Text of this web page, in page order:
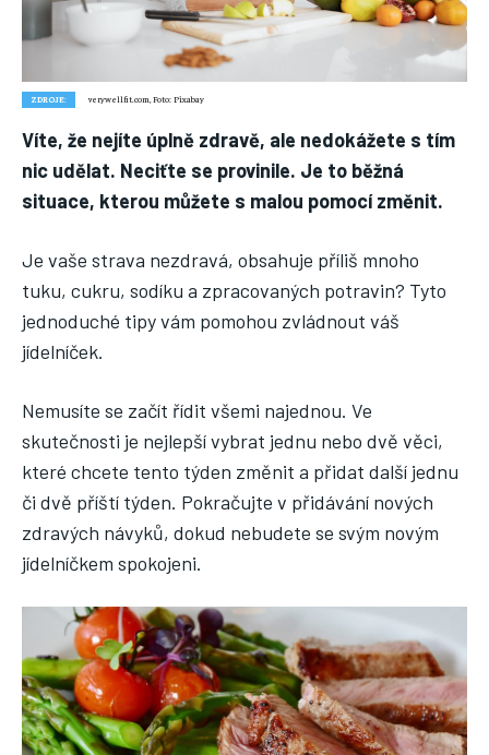
Nic není tak důležité, jako vaše zdraví.
Náš web nabízí komplexní informace a rady pro zdravý životní
styl, zahrnující nejnovější poznatky o různých onemocněních,
přínosné zdravotní praktiky, techniky jógy a rady pro
vyváženou stravu.
ZDRAVÍ
ONEMOCNĚNÍ
STRAVA
HUBNUTÍ
JÓGA
ZDROJE: verywellfit.com, Foto: Pixabay
Víte, že nejíte úplně zdravě, ale nedokážete s tím
nic udělat. Neciťte se provinile. Je to běžná
situace, kterou můžete s malou pomocí změnit.
Je vaše strava nezdravá, obsahuje příliš mnoho
tuku, cukru, sodíku a zpracovaných potravin? Tyto
jednoduché tipy vám pomohou zvládnout váš
jídelníček.
Nemusíte se začít řídit všemi najednou. Ve
skutečnosti je nejlepší vybrat jednu nebo dvě věci,
které chcete tento týden změnit a přidat další jednu
či dvě příští týden. Pokračujte v přidávání nových
zdravých návyků, dokud nebudete se svým novým
jídelníčkem spokojeni.